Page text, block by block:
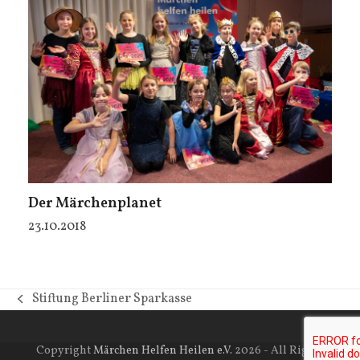
Der Märchenplanet
23.10.2018
vorheriger
Stiftung Berliner Sparkasse
CopyrightMärchen Helfen Heilen e.V. 2026 - All Rights